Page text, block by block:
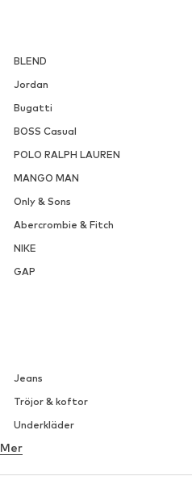
BLEND
Jordan
Bugatti
BOSS Casual
POLO RALPH LAUREN
MANGO MAN
Only & Sons
Abercrombie & Fitch
NIKE
GAP
Jeans
Tröjor & koftor
Underkläder
Skjortor
Mer